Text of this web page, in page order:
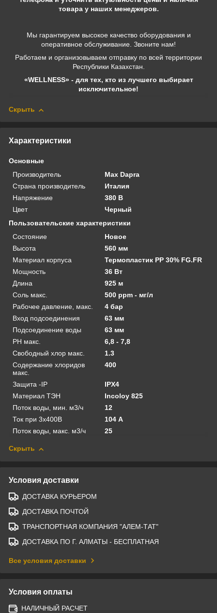
товара у наших менеджеров.
Мы гарантируем высокое качество оборудования и
оперативное обслуживание. Звоните нам!
Работаем и организовываем отправку по всей территории
Республики Казахстан.
«WELLNESS» - для тех, кто из лучшего выбирает
исключительное!
Скрыть
Характеристики
Основные
Производитель
Max Dapra
Страна производитель
Италия
Напряжение
380 В
Цвет
Черный
Пользовательские характеристики
Состояние
Новое
Высота
560 мм
Материал корпуса
Термопластик PP 30% FG.FR
Мощность
36 Вт
Длина
925 м
Соль макс.
500 ppm - мг/л
Рабочее давление, макс.
4 бар
Вход подсоединения
63 мм
Подсоединение воды
63 мм
PH макс.
6,8 - 7,8
Свободный хлор макс.
1.3
Содержание хлоридов
макс.
400
Защита -IP
IPX4
Материал ТЭН
Incoloy 825
Поток воды, мин. м3/ч
12
Ток при 3x400В
104 А
Поток воды, макс. м3/ч
25
Скрыть
Условия доставки
ДОСТАВКА КУРЬЕРОМ
ДОСТАВКА ПОЧТОЙ
ТРАНСПОРТНАЯ КОМПАНИЯ "АЛЕМ-ТАТ"
ДОСТАВКА ПО Г. АЛМАТЫ - БЕСПЛАТНАЯ
Все условия доставки
Условия оплаты
НАЛИЧНЫЙ РАСЧЕТ